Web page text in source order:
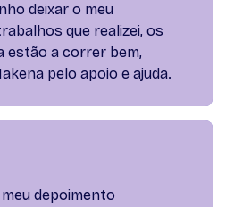
deixar o meu
que realizei, os
estão a correr bem,
pelo apoio e ajuda.
depoimento